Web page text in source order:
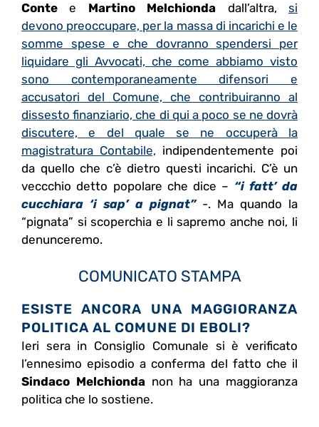
Conte e Martino Melchionda dall’altra,si
devono preoccupare, per la massa di incarichi e le
somme spese e che dovranno spendersi per
liquidare gli Avvocati, che come abbiamo visto
sono contemporaneamente difensori e
accusatori del Comune, che contribuiranno al
dissesto finanziario, che di qui a poco se ne dovrà
discutere, e del quale se ne occuperà la
magistratura Contabile, indipendentemente poi
da quello che c’è dietro questi incarichi. C’è un
veccchio detto popolare che dice – “i fatt’ da
cucchiara ‘i sap’ a pignat”-. Ma quando la
“pignata” si scoperchia e li sapremo anche noi, li
denunceremo.
COMUNICATO STAMPA
ESISTE ANCORA UNA MAGGIORANZA
POLITICA AL COMUNE DI EBOLI?
Ieri sera in Consiglio Comunale si è verificato
l’ennesimo episodio a conferma del fatto che il
Sindaco Melchiondanon ha una maggioranza
politica che lo sostiene.